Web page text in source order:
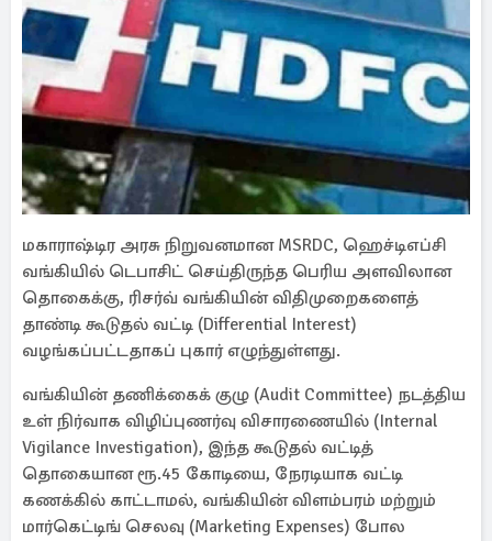
மகாராஷ்டிர அரசு நிறுவனமான MSRDC, ஹெச்டிஎப்சி
வங்கியில் டெபாசிட் செய்திருந்த பெரிய அளவிலான
தொகைக்கு, ரிசர்வ் வங்கியின் விதிமுறைகளைத்
தாண்டி கூடுதல் வட்டி (Differential Interest)
வழங்கப்பட்டதாகப் புகார் எழுந்துள்ளது.
வங்கியின் தணிக்கைக் குழு (Audit Committee) நடத்திய
உள் நிர்வாக விழிப்புணர்வு விசாரணையில் (Internal
Vigilance Investigation), இந்த கூடுதல் வட்டித்
தொகையான ரூ.45 கோடியை, நேரடியாக வட்டி
கணக்கில் காட்டாமல், வங்கியின் விளம்பரம் மற்றும்
மார்கெட்டிங் செலவு (Marketing Expenses) போல